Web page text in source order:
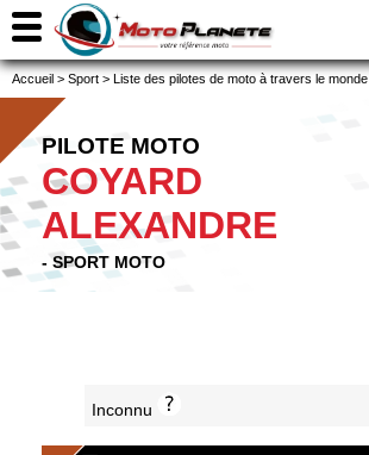
Accueil > Sport > Liste des pilotes de moto à travers le monde
PILOTE MOTO
COYARD
ALEXANDRE
- SPORT MOTO
Inconnu